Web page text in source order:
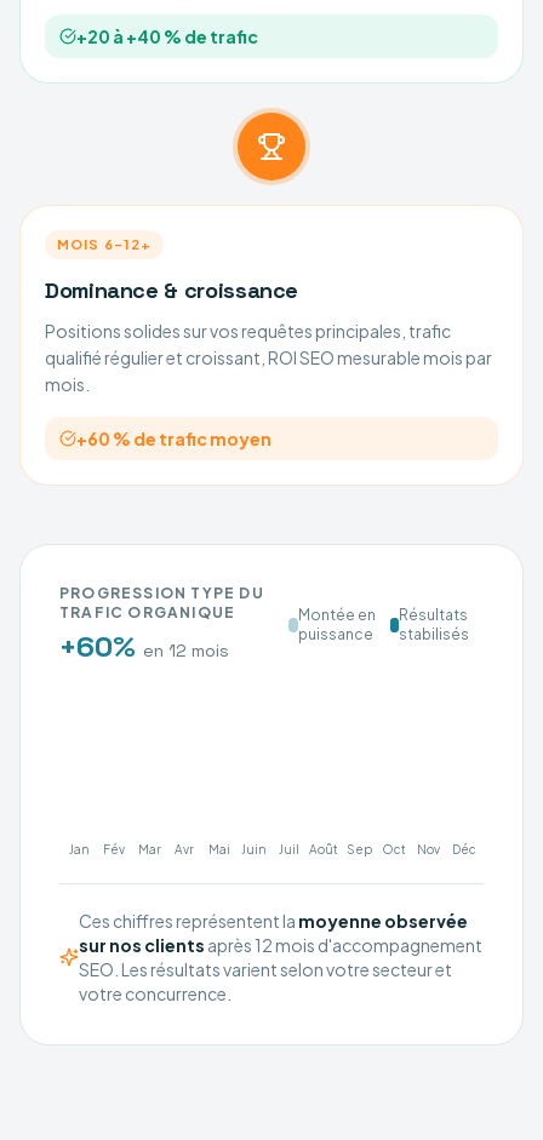
+20 à +40 % de trafic
MOIS 6–12+
Dominance & croissance
Positions solides sur vos requêtes principales, trafic
qualifié régulier et croissant, ROI SEO mesurable mois par
mois.
+60 % de trafic moyen
PROGRESSION TYPE DU
TRAFIC ORGANIQUE
+60% en 12 mois
Montée en
puissance
Résultats
stabilisés
Jan Fév Mar Avr Mai Juin Juil Août Sep Oct Nov Déc
Ces chiffres représentent la moyenne observée
sur nos clients après 12 mois d'accompagnement
SEO. Les résultats varient selon votre secteur et
votre concurrence.